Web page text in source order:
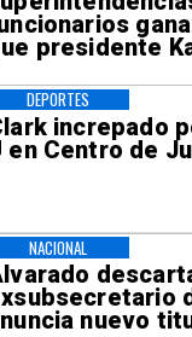
presidente
increpado
en Centro de
DEPORTES
nuevo
NACIONAL